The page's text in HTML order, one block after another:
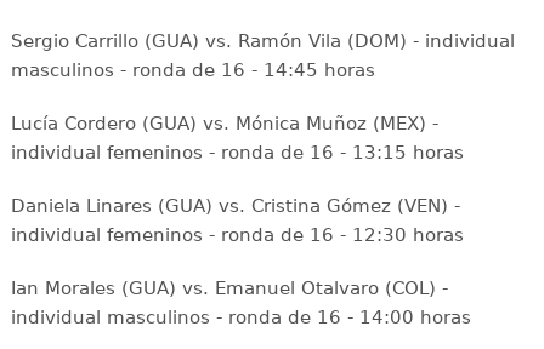
Sergio Carrillo (GUA) vs. Ramón Vila (DOM) - individual
masculinos - ronda de 16 - 14:45 horas
Lucía Cordero (GUA) vs. Mónica Muñoz (MEX) -
individual femeninos - ronda de 16 - 13:15 horas
Daniela Linares (GUA) vs. Cristina Gómez (VEN) -
individual femeninos - ronda de 16 - 12:30 horas
Ian Morales (GUA) vs. Emanuel Otalvaro (COL) -
individual masculinos - ronda de 16 - 14:00 horas